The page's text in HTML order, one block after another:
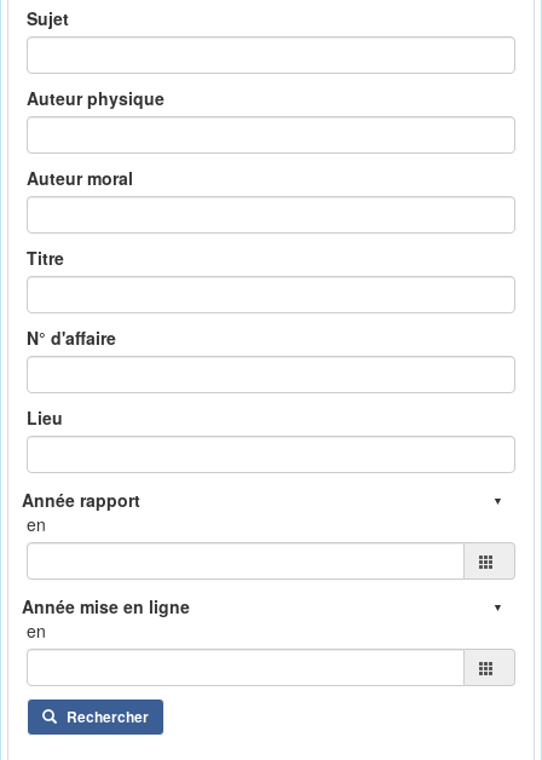
Sujet
Auteur physique
Auteur moral
Titre
N° d'affaire
Lieu
en
en
Rechercher